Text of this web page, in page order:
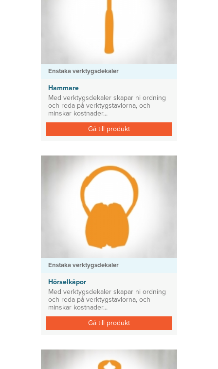
Enstaka verktygsdekaler
Hammare
Med verktygsdekaler skapar ni ordning
och reda på verktygstavlorna, och
minskar kostnader...
Gå till produkt
Enstaka verktygsdekaler
Hörselkåpor
Med verktygsdekaler skapar ni ordning
och reda på verktygstavlorna, och
minskar kostnader...
Gå till produkt